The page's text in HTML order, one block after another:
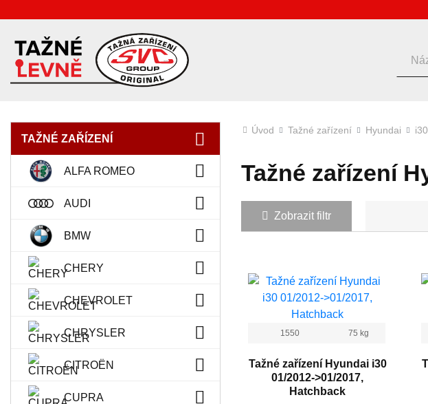
TAŽNÉ ZAŘÍZENÍ
ALFA ROMEO
AUDI
BMW
CHERY
CHEVROLET
CHRYSLER
CITROËN
CUPRA
Úvod Tažné zařízení Hyundai i30
Tažné zařízení
Zobrazit filtr
1550 75 kg
Tažné zařízení Hyundai i30
01/2012->01/2017,
Hatchback